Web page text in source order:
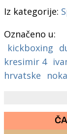
Iz kategorije:
Označeno u:
kickboxing
kresimir 4
hrvatske